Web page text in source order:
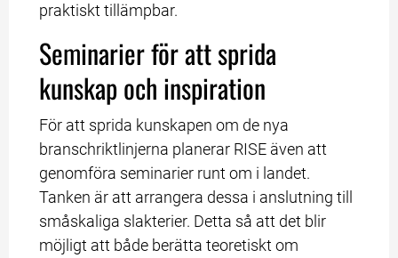
praktiskt tillämpbar.
Seminarier för att sprida
kunskap och inspiration
För att sprida kunskapen om de nya
branschriktlinjerna planerar RISE även att
genomföra seminarier runt om i landet.
Tanken är att arrangera dessa i anslutning till
småskaliga slakterier. Detta så att det blir
möjligt att både berätta teoretiskt om